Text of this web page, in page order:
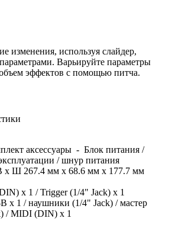
изменения, используя слайдер,
Варьируйте параметры
эффектов с помощью питча.
аксессуары - Блок питания /
/ шнур питания
х Ш 267.4 мм x 68.6 мм x 177.7 мм
x 1 / Trigger (1/4" Jack) x 1
x 1 / наушники (1/4" Jack) / мастер
/ MIDI (DIN) x 1